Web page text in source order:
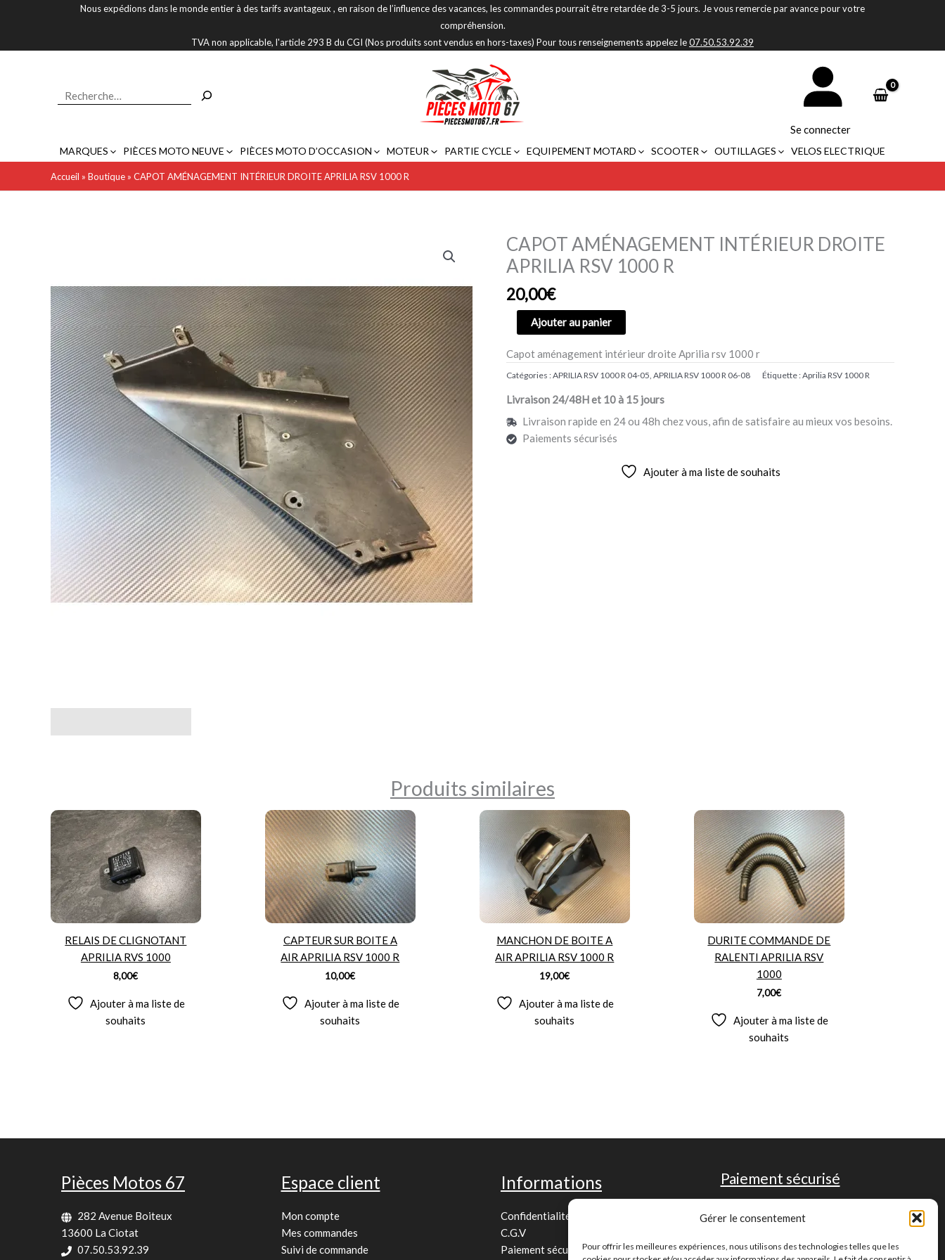
Gérer le consentement
Pour offrir les meilleures expériences, nous utilisons des technologies telles que les
Nous expédions dans le monde entier à des tarifs avantageux , en raison de l’influence des vacances, les commandes pourrait être retardée de 3-5 jours. Je vous remercie par avance pour votre
compréhension.
TVA non applicable, l'article 293 B du CGI (Nos produits sont vendus en hors-taxes) Pour tous renseignements appelez le07.50.53.92.39
Se connecter
MARQUES PIÈCES MOTO NEUVE PIÈCES MOTO D’OCCASION MOTEUR PARTIE CYCLE EQUIPEMENT MOTARD SCOOTER OUTILLAGES VELOS ELECTRIQUE
Accueil » Boutique » CAPOT AMÉNAGEMENT INTÉRIEUR DROITE APRILIA RSV 1000 R
CAPOT AMÉNAGEMENT INTÉRIEUR DROITE
APRILIA RSV 1000 R
20,00€
quantité
de
CAPOT
AMÉNAGEMENT
INTÉRIEUR
DROITE
RSV
1000
R
Ajouter au panier
Capot aménagement intérieur droite Aprilia rsv 1000 r
Catégories :APRILIA RSV 1000 R 04-05, APRILIA RSV 1000 R 06-08 Étiquette :Aprilia RSV 1000 R
Livraison 24/48H et 10 à 15 jours
Livraison rapide en 24 ou 48h chez vous, afin de satisfaire au mieux vos besoins.
Paiements sécurisés
Ajouter à ma liste de souhaits
Produits similaires
RELAIS DE CLIGNOTANT
APRILIA RVS 1000
8,00€
Ajouter à ma liste de
souhaits
CAPTEUR SUR BOITE A
AIR APRILIA RSV 1000 R
10,00€
Ajouter à ma liste de
souhaits
MANCHON DE BOITE A
AIR APRILIA RSV 1000 R
19,00€
Ajouter à ma liste de
souhaits
DURITE COMMANDE DE
RALENTI APRILIA RSV
1000
7,00€
Ajouter à ma liste de
souhaits
Pièces Motos 67
282 Avenue Boiteux
13600 La Ciotat
07.50.53.92.39
Espace client
Mon compte
Mes commandes
Suivi de commande
Informations
Confidentialité
C.G.V
Paiement sécurisé
Paiement sécurisé